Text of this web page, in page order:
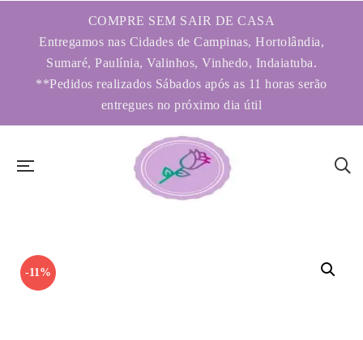
COMPRE SEM SAIR DE CASA
Entregamos nas Cidades de Campinas, Hortolândia,
Sumaré, Paulínia, Valinhos, Vinhedo, Indaiatuba.
**Pedidos realizados Sábados após as 11 horas serão
entregues no próximo dia útil
-11%